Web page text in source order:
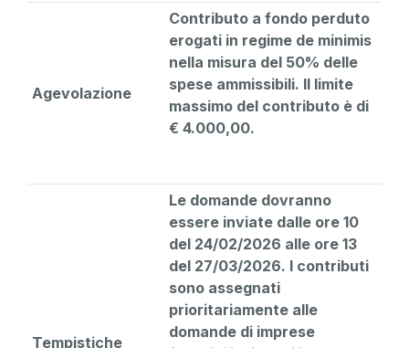
Agevolazione
Contributo a fondo perduto
erogati in regime de minimis
nella misura del 50% delle
spese ammissibili. Il limite
massimo del contributo è di
€ 4.000,00.
Tempistiche
Le domande dovranno
essere inviate dalle ore 10
del 24/02/2026 alle ore 13
del 27/03/2026. I contributi
sono assegnati
prioritariamente alle
domande di imprese